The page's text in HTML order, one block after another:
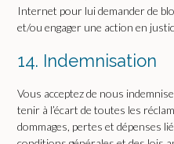
Internet pour lui demander de
et/ou engager une action en
14. Indemnisation
Vous acceptez de nous
tenir à l’écart de toutes les
dommages, pertes et dépenses